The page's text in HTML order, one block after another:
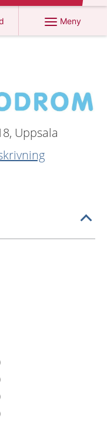
Meny
Uppsala